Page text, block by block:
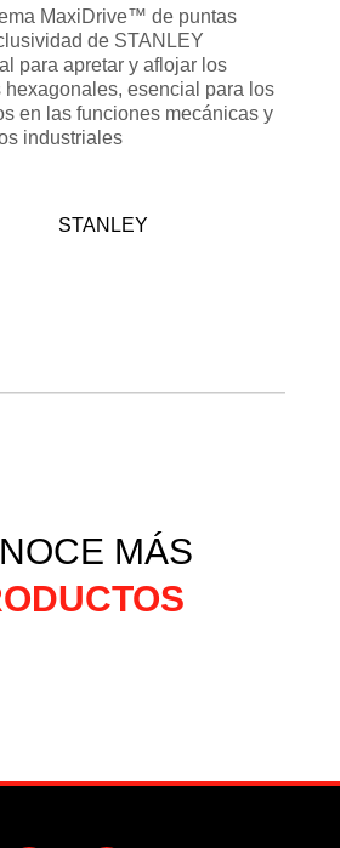
MaxiDrive™ de puntas
de STANLEY
para apretar y aflojar los
hexagonales, esencial para los
en las funciones mecánicas y
industriales
STANLEY
MÁS